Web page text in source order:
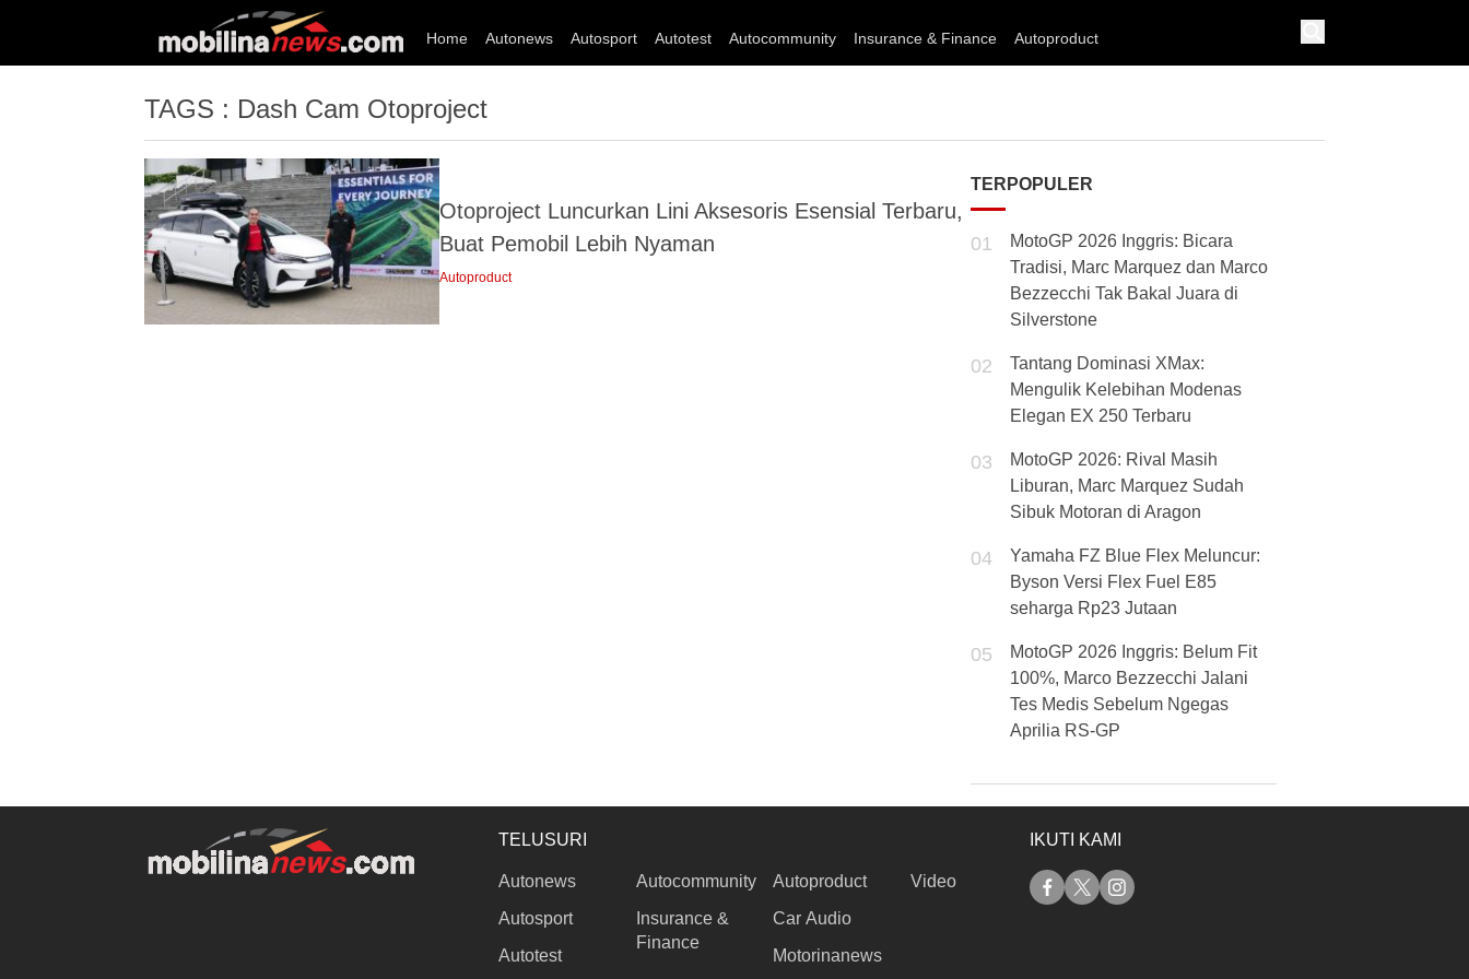
Home Autonews Autosport Autotest Autocommunity Insurance & Finance Autoproduct
TAGS : Dash Cam Otoproject
Otoproject Luncurkan Lini Aksesoris Esensial Terbaru,
Buat Pemobil Lebih Nyaman
Autoproduct
TERPOPULER
01
MotoGP 2026 Inggris: Bicara
Tradisi, Marc Marquez dan Marco
Bezzecchi Tak Bakal Juara di
Silverstone
02
Tantang Dominasi XMax:
Mengulik Kelebihan Modenas
Elegan EX 250 Terbaru
03
MotoGP 2026: Rival Masih
Liburan, Marc Marquez Sudah
Sibuk Motoran di Aragon
04
Yamaha FZ Blue Flex Meluncur:
Byson Versi Flex Fuel E85
seharga Rp23 Jutaan
05
MotoGP 2026 Inggris: Belum Fit
100%, Marco Bezzecchi Jalani
Tes Medis Sebelum Ngegas
Aprilia RS-GP
TELUSURI
Autonews
Autosport
Autotest
Autocommunity
Insurance &
Finance
Autoproduct
Car Audio
Motorinanews
Video
IKUTI KAMI